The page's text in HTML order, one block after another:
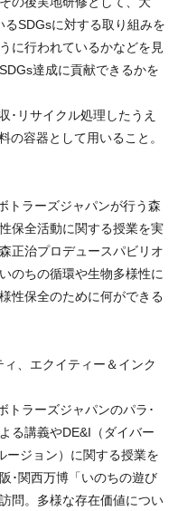
SDGsに対する取り組みを
に行われているかなどを見
達成に貢献できるかを
･リサイクル処理したうえ
の容器として用いること。
トラーズジャパンが行う森
保全活動に関する授業を実
正治プロデュースパビリオ
のちの循環や生物多様性に
性保全のために何ができる
ィ、エクイティー＆インク
トラーズジャパンのパラ･
る講義やDE&I（ダイバー
ージョン）に関する授業を
･関西万博「いのちの遊び
問。多様な存在価値につい